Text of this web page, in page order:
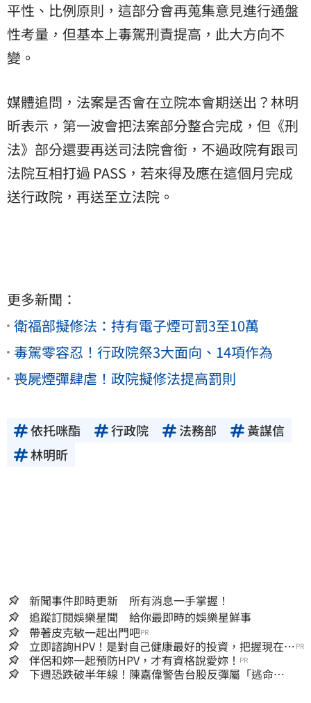
平性、比例原則，這部分會再蒐集意見進行通盤
性考量，但基本上毒駕刑責提高，此大方向不
變。
媒體追問，法案是否會在立院本會期送出？林明
昕表示，第一波會把法案部分整合完成，但《刑
法》部分還要再送司法院會銜，不過政院有跟司
法院互相打過 PASS，若來得及應在這個月完成
送行政院，再送至立法院。
更多新聞：
衛福部擬修法：持有電子煙可罰3至10萬
毒駕零容忍！行政院祭3大面向、14項作為
喪屍煙彈肆虐！政院擬修法提高罰則
依托咪酯 行政院 法務部
黃謀信
林明昕
新聞事件即時更新 所有消息一手掌握！
追蹤訂閱娛樂星聞 給你最即時的娛樂星鮮事
帶著皮克敏一起出門吧PR
立即諮詢HPV！是對自己健康最好的投資，把握現在不
嫌晚！
PR
伴侶和妳一起預防HPV，才有資格說愛妳！ PR
下週恐跌破半年線！陳嘉偉警告台股反彈屬「逃命